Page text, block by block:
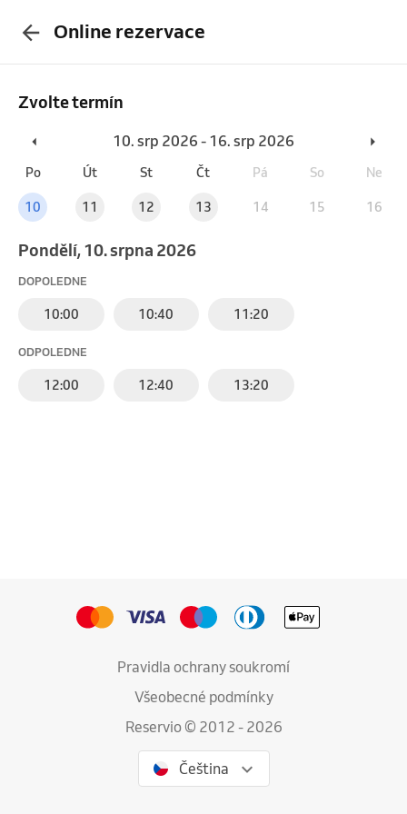
Online rezervace
Zvolte termín
10. srp 2026 - 16. srp 2026
Po Út St Čt Pá So Ne
10 11 12 13 14 15 16
pondělí, 10. srpna 2026
DOPOLEDNE
10:00 10:40 11:20
ODPOLEDNE
12:00 12:40 13:20
Pravidla ochrany soukromí
Všeobecné podmínky
Reservio © 2012 - 2026
Čeština